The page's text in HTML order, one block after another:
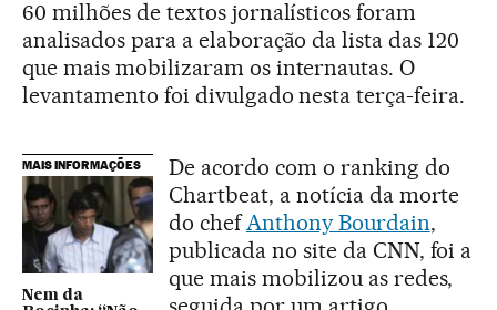
60 milhões de textos jornalísticos foram
analisados para a elaboração da lista das 120
que mais mobilizaram os internautas. O
levantamento foi divulgado nesta terça-feira.
MAIS INFORMAÇÕES
Nem da
De acordo com o ranking do
Chartbeat, a notícia da morte
do chefAnthony Bourdain,
publicada no site da CNN, foi a
que mais mobilizou as redes,